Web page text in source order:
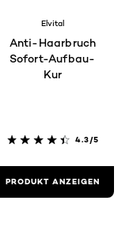
Elvital
Anti-Haarbruch
Sofort-Aufbau-
Kur
4.3/5
PRODUKT ANZEIGEN